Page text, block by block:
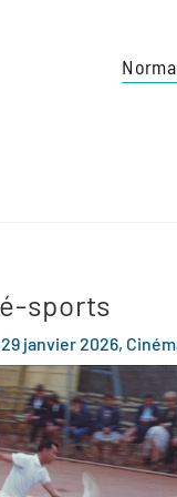
sports
janvier 2026,